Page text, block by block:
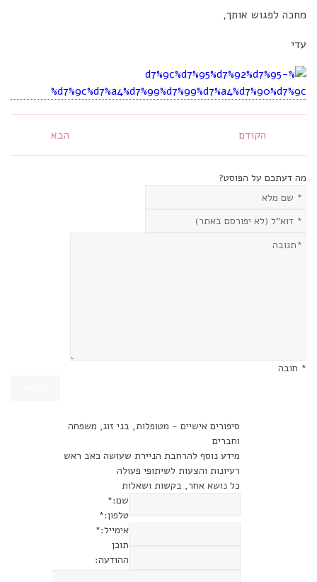
מחכה לפגוש אותך,
עדי
הקודם הבא
מה דעתכם על הפוסט?
* חובה
סיפורים אישיים - מטופלות, בני זוג, משפחה
וחברים
מידע נוסף להרחבת הניירת שעושה כאב ראש
רעיונות והצעות לשיתופי פעולה
כל נושא אחר, בקשות ושאלות
שם:*
טלפון:*
אימייל:*
תוכן
ההודעה: